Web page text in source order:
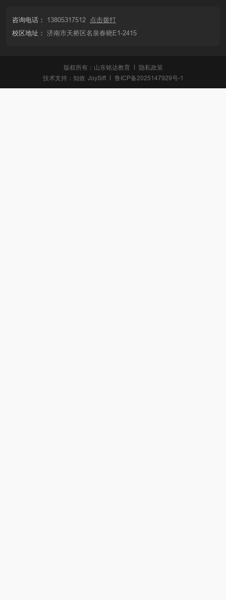
咨询电话： 13805317512
点击拨打
校区地址： 济南市天桥区名泉春晓E1-2415
版权所有：山东铭达教育
隐私政策
技术支持： 知效 JoySift 鲁ICP备2025147929号-1